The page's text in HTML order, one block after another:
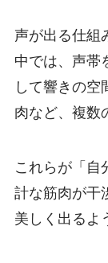
声が出る仕組
中では、声帯
して響きの空
肉など、複数
これらが「自
計な筋肉が干
美しく出るよ